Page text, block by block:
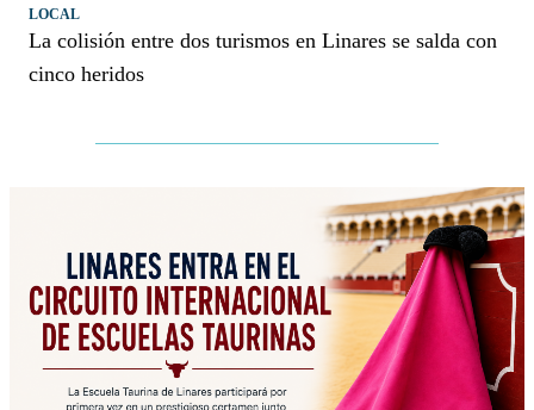
LOCAL
La colisión entre dos turismos en Linares se salda con
cinco heridos